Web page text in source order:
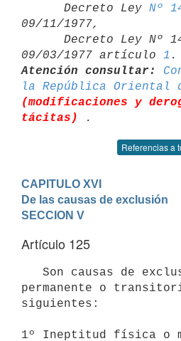
      Decreto Ley
Nº
09/11/1977,
09/03/1977 artículo 1
Atención consultar:
la República Oriental
(modificaciones y
tácitas)
Referencias a
CAPITULO XVI
De las causas de exclusión
SECCION V
Artículo 125
permanente o
siguientes:
1º Ineptitud física o